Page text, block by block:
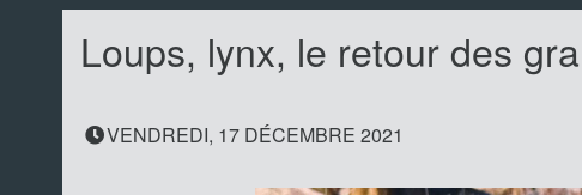
Loups, lynx, le retour des
VENDREDI, 17 DÉCEMBRE 2021